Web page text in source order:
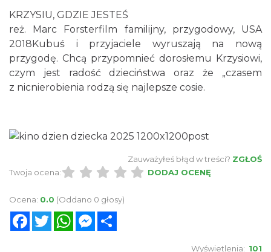
KRZYSIU, GDZIE JESTEŚ
reż. Marc Forsterfilm familijny, przygodowy, USA
2018Kubuś i przyjaciele wyruszają na nową
przygodę. Chcą przypomnieć dorosłemu Krzysiowi,
czym jest radość dzieciństwa oraz że „czasem
z nicnierobienia rodzą się najlepsze cosie.
Zauważyłeś błąd w treści? ZGŁOŚ
Twoja ocena:
DODAJ OCENĘ
Ocena: 0.0 (Oddano 0 głosy)
FacebookTwitterWhatsAppMessenger
Wyświetlenia: 101